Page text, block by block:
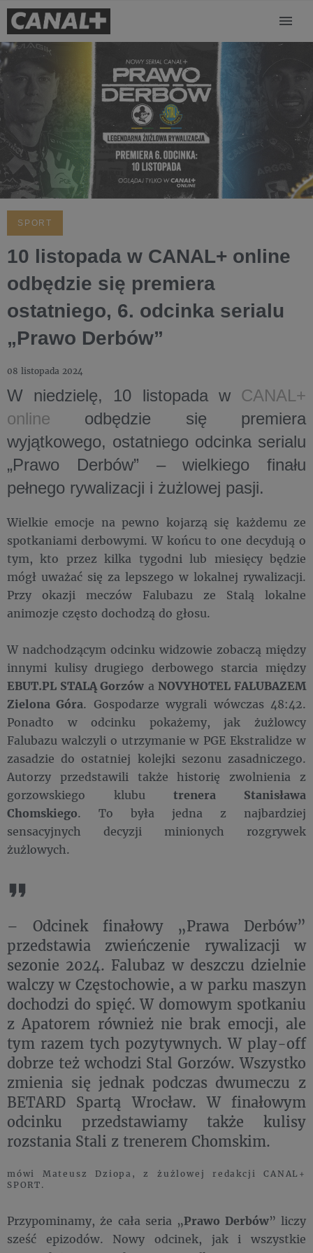
SPORT
10 listopada w CANAL+ online
odbędzie się premiera
ostatniego, 6. odcinka serialu
„Prawo Derbów”
08 listopada 2024
W niedzielę, 10 listopadaw CANAL+
online odbędzie się premiera
wyjątkowego, ostatniego odcinka serialu
„Prawo Derbów” – wielkiego finału
pełnego rywalizacji i żużlowej pasji.
Wielkie emocje na pewno kojarzą się każdemu ze
spotkaniami derbowymi. W końcu to one decydują o
tym, kto przez kilka tygodni lub miesięcy będzie
mógł uważać się za lepszego w lokalnej rywalizacji.
Przy okazji meczów Falubazu ze Stalą lokalne
animozje często dochodzą do głosu.
W nadchodzącym odcinku widzowie zobaczą między
innymi kulisy drugiego derbowego starcia między
EBUT.PL STALĄ Gorzów aNOVYHOTEL FALUBAZEM
Zielona Góra. Gospodarze wygrali wówczas 48:42.
Ponadto w odcinku pokażemy, jak żużlowcy
Falubazu walczyli o utrzymanie w PGE Ekstralidze w
zasadzie do ostatniej kolejki sezonu zasadniczego.
Autorzy przedstawili także historię zwolnienia z
gorzowskiego klubutrenera Stanisława
Chomskiego. To była jedna z najbardziej
sensacyjnych decyzji minionych rozgrywek
żużlowych.
– Odcinek finałowy „Prawa Derbów”
przedstawia zwieńczenie rywalizacji w
sezonie 2024. Falubaz w deszczu dzielnie
walczy w Częstochowie, a w parku maszyn
dochodzi do spięć. W domowym spotkaniu
z Apatorem również nie brak emocji, ale
tym razem tych pozytywnych. W play-off
dobrze też wchodzi Stal Gorzów. Wszystko
zmienia się jednak podczas dwumeczu z
BETARD Spartą Wrocław. W finałowym
odcinku przedstawiamy także kulisy
rozstania Stali z trenerem Chomskim.
mówi Mateusz Dziopa, z żużlowej redakcji CANAL+
SPORT.
Przypominamy, że cała seria „Prawo Derbów” liczy
sześć epizodów. Nowy odcinek, jak i wszystkie